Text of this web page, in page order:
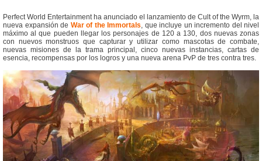
Perfect World Entertainment ha anunciado el lanzamiento de Cult of the Wyrm, la
nueva expansión de War of the Immortals, que incluye un incremento del nivel
máximo al que pueden llegar los personajes de 120 a 130, dos nuevas zonas
con nuevos monstruos que capturar y utilizar como mascotas de combate,
nuevas misiones de la trama principal, cinco nuevas instancias, cartas de
esencia, recompensas por los logros y una nueva arena PvP de tres contra tres.